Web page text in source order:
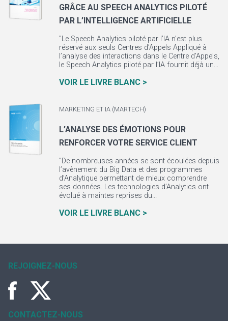
GRÂCE AU SPEECH ANALYTICS PILOTÉ
PAR L’INTELLIGENCE ARTIFICIELLE
"Le Speech Analytics piloté par l’IA n’est plus
réservé aux seuls Centres d’Appels Appliqué à
l’analyse des interactions dans le Centre d’Appels,
le Speech Analytics piloté par l’IA fournit déjà un...
VOIR LE LIVRE BLANC >
MARKETING ET IA (MARTECH)
L’ANALYSE DES ÉMOTIONS POUR
RENFORCER VOTRE SERVICE CLIENT
"De nombreuses années se sont écoulées depuis
l’avènement du Big Data et des programmes
d’Analytique permettant de mieux comprendre
ses données. Les technologies d’Analytics ont
évolué à maintes reprises du...
VOIR LE LIVRE BLANC >
REJOIGNEZ-NOUS
CONTACTEZ-NOUS